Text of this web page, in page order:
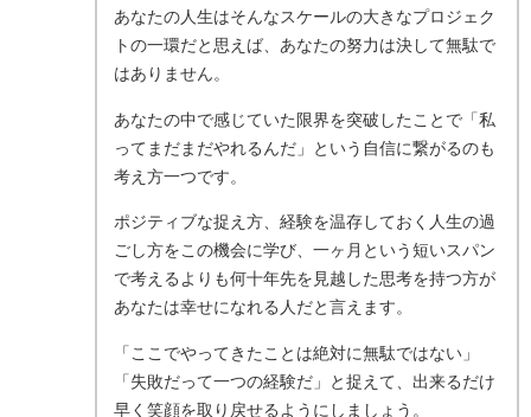
あなたの人生はそんなスケールの大きなプロジェク
トの一環だと思えば、あなたの努力は決して無駄で
はありません。
あなたの中で感じていた限界を突破したことで「私
ってまだまだやれるんだ」という自信に繋がるのも
考え方一つです。
ポジティブな捉え方、経験を温存しておく人生の過
ごし方をこの機会に学び、一ヶ月という短いスパン
で考えるよりも何十年先を見越した思考を持つ方が
あなたは幸せになれる人だと言えます。
「ここでやってきたことは絶対に無駄ではない」
「失敗だって一つの経験だ」と捉えて、出来るだけ
早く笑顔を取り戻せるようにしましょう。